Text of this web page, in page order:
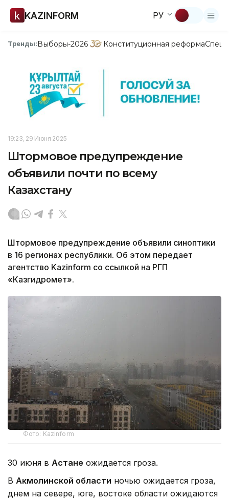
KAZINFORM РУ
Тренды:Выборы-2026 Конституционная реформа
19:23, 29 Июня 2025
Штормовое предупреждение
объявили почти по всему
Казахстану
Штормовое предупреждение объявили синоптики
в 16 регионах республики. Об этом передает
агентство Kazinform со ссылкой на РГП
«Казгидромет».
Фото: Kazinform
30 июня в Астане ожидается гроза.
В Акмолинской области ночью ожидается гроза,
днем на севере, юге, востоке области ожидаются